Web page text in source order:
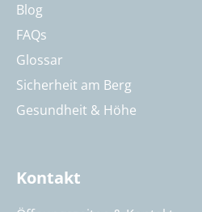
Blog
FAQs
Glossar
Sicherheit am Berg
Gesundheit & Höhe
Kontakt